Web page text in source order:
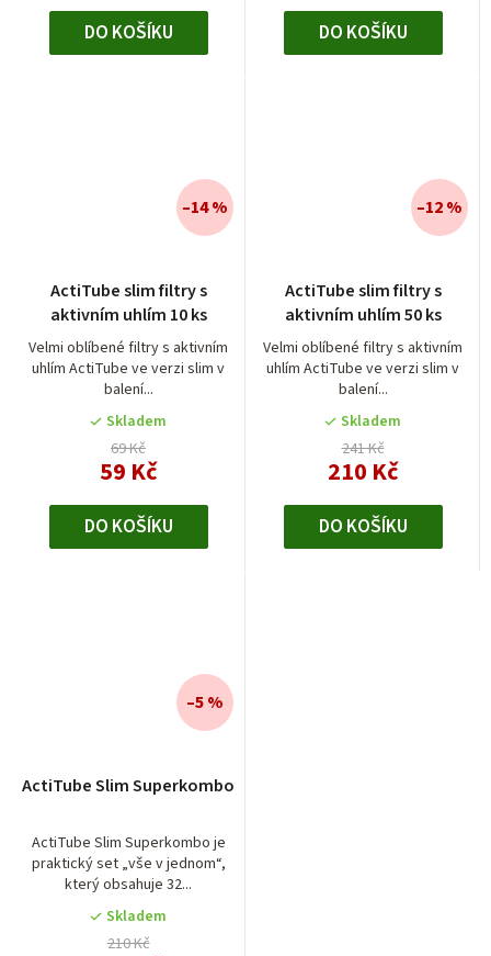
DO KOŠÍKU DO KOŠÍKU
ActiTube slim filtry s
aktivním uhlím 10 ks
Velmi oblíbené filtry s aktivním
uhlím ActiTube ve verzi slim v
balení...
Skladem
69 Kč
59 Kč
–14 %
DO KOŠÍKU
ActiTube slim filtry s
aktivním uhlím 50 ks
Velmi oblíbené filtry s aktivním
uhlím ActiTube ve verzi slim v
balení...
Skladem
241 Kč
210 Kč
–12 %
DO KOŠÍKU
ActiTube Slim Superkombo
ActiTube Slim Superkombo je
praktický set „vše v jednom“,
který obsahuje 32...
Skladem
210 Kč
–5 %